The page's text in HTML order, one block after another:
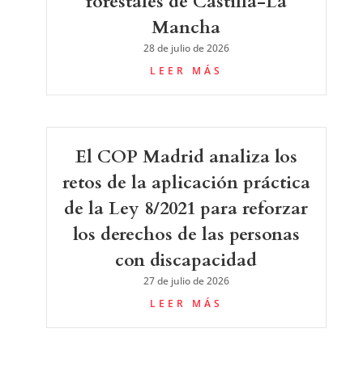
Mancha
28 de julio de 2026
LEER MÁS
El COP Madrid analiza los
retos de la aplicación práctica
de la Ley 8/2021 para reforzar
los derechos de las personas
con discapacidad
27 de julio de 2026
LEER MÁS